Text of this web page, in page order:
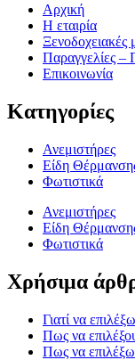
Αρχική
Η εταιρία
Ξενοδοχειακές
Παραγγελίες –
Επικοινωνία
Κατηγορίες
Ανεμιστήρες
Είδη
Φωτιστικά
Ανεμιστήρες
Είδη
Φωτιστικά
Χρήσιμα
Γιατί να
Πως να
Πως να